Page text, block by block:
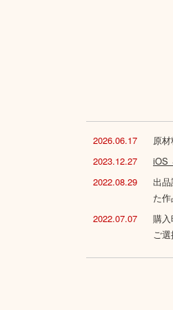
2026.06.17
原
2023.12.27
iOS
2022.08.29
出
た
2022.07.07
購
ご